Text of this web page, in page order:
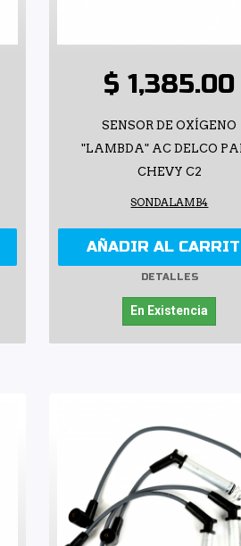
$ 1,385.00
SENSOR DE OXÍGENO
"LAMBDA" AC DELCO
CHEVY C2
SONDALAMB4
AÑADIR AL
DETALLES
En Existencia